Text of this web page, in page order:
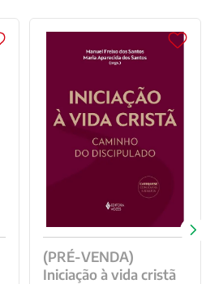
(PRÉ-VENDA)
Iniciação à vida cristã